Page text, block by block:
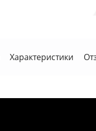
Характеристики